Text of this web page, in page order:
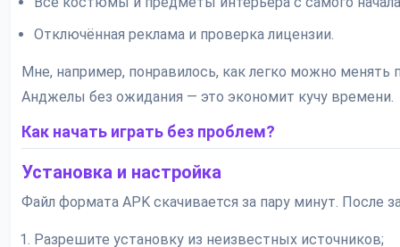
Отключённая реклама и проверка лицензии.
Мне, например, понравилось, как легко можно менять
Анджелы без ожидания — это экономит кучу времени.
Как начать играть без проблем?
Установка и настройка
Файл формата APK скачивается за пару минут. После
Разрешите установку из неизвестных источников;